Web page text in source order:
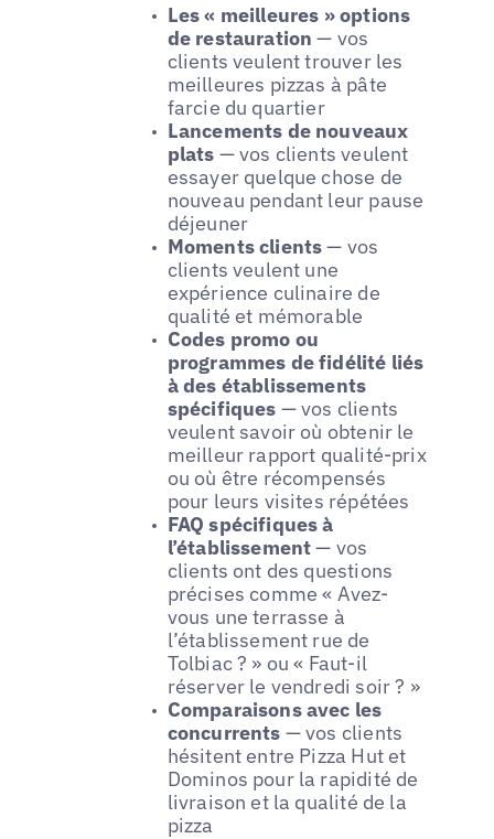
Les « meilleures » options
de restauration — vos
clients veulent trouver les
meilleures pizzas à pâte
farcie du quartier
Lancements de nouveaux
plats — vos clients veulent
essayer quelque chose de
nouveau pendant leur pause
déjeuner
Moments clients— vos
clients veulent une
expérience culinaire de
qualité et mémorable
Codes promo ou
programmes de fidélité liés
à des établissements
spécifiques — vos clients
veulent savoir où obtenir le
meilleur rapport qualité-prix
ou où être récompensés
pour leurs visites répétées
FAQ spécifiques à
l’établissement— vos
clients ont des questions
précises comme « Avez-
vous une terrasse à
l’établissement rue de
Tolbiac ? » ou « Faut-il
réserver le vendredi soir ? »
Comparaisons avec les
concurrents — vos clients
hésitent entre Pizza Hut et
Dominos pour la rapidité de
livraison et la qualité de la
pizza